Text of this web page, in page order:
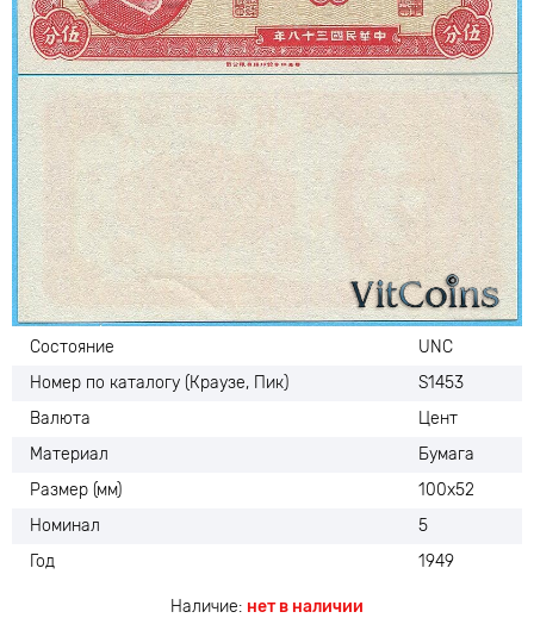
Состояние
UNC
Номер по каталогу (Краузе, Пик)
S1453
Валюта
Цент
Материал
Бумага
Размер (мм)
100х52
Номинал
5
Год
1949
Наличие: нет в наличии